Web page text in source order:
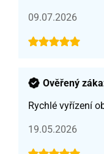
09.07.2026
Ověřený
Rychlé vyřízení
19.05.2026